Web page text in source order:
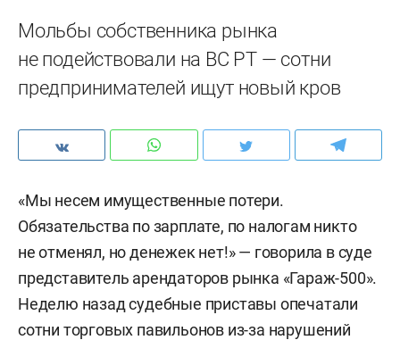
Мольбы собственника рынка
не подействовали на ВС РТ — сотни
предпринимателей ищут новый кров
«Мы несем имущественные потери.
Обязательства по зарплате, по налогам никто
не отменял, но денежек нет!» — говорила в суде
представитель арендаторов рынка «Гараж-500».
Неделю назад судебные приставы опечатали
сотни торговых павильонов из-за нарушений